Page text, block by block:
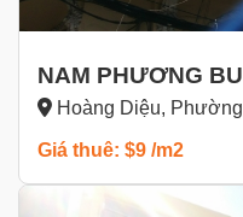
NAM PHƯƠNG
Hoàng Diệu,
Giá thuê: $9 /m2